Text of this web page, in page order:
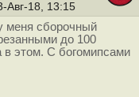
Авг-18, 13:15
меня сборочный
до 100
в этом. С богомипсами